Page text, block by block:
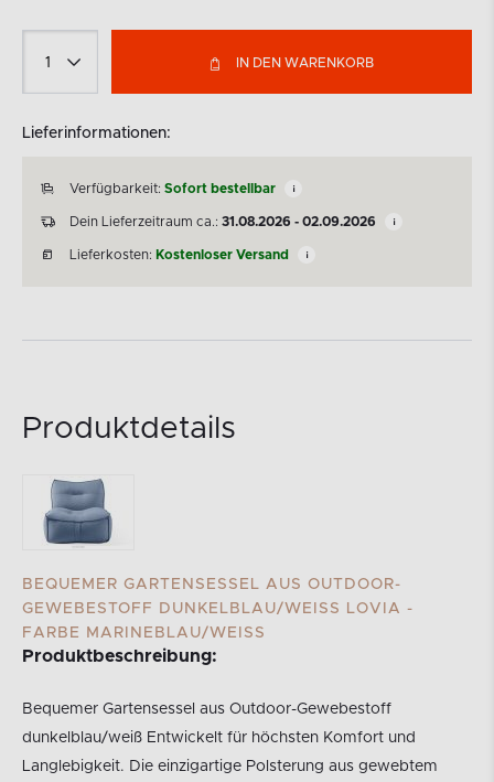
IN DEN WARENKORB
Lieferinformationen:
Verfügbarkeit: Sofort bestellbar
Dein Lieferzeitraum ca.: 31.08.2026 - 02.09.2026
Lieferkosten: Kostenloser Versand
Produktdetails
BEQUEMER GARTENSESSEL AUS OUTDOOR-
GEWEBESTOFF DUNKELBLAU/WEISS LOVIA - F
ARBE MARINEBLAU/WEISS
Produktbeschreibung:
Bequemer Gartensessel aus Outdoor-Gewebestoff
dunkelblau/weiß Entwickelt für höchsten Komfort und
Langlebigkeit. Die einzigartige Polsterung aus gewebtem